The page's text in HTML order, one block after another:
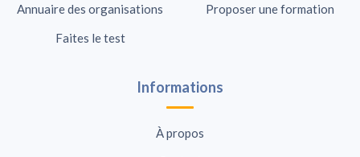
Annuaire des organisations
Faites le test
Proposer une formation
Informations
À propos